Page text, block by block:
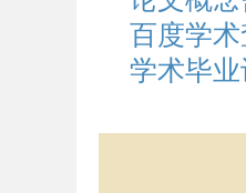
百度学
学术毕